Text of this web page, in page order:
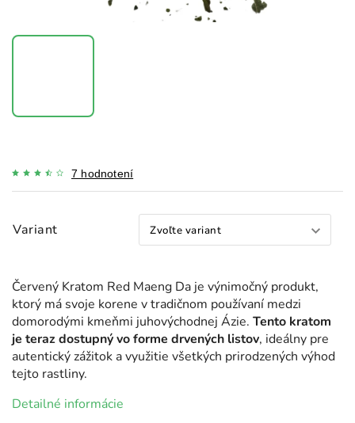
7 hodnotení
Variant
Červený Kratom Red Maeng Da je výnimočný produkt,
ktorý má svoje korene v tradičnom používaní medzi
domorodými kmeňmi juhovýchodnej Ázie. Tento kratom
je teraz dostupný vo forme drvených listov, ideálny pre
autentický zážitok a využitie všetkých prirodzených výhod
tejto rastliny.
Detailné informácie